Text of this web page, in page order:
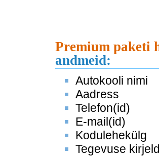
Premium paketi
andmeid:
Autokooli nimi
Aadress
Telefon(id)
E-mail(id)
Kodulehekülg
Tegevuse